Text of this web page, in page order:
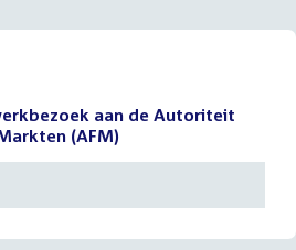
aan de Autoriteit
(AFM)